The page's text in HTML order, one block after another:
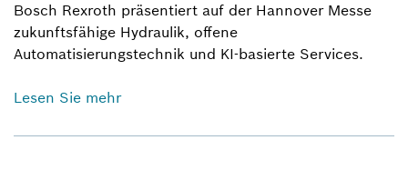
Bosch Rexroth präsentiert auf der Hannover Messe
zukunftsfähige Hydraulik, offene
Automatisierungstechnik und KI-basierte Services.
Lesen Sie mehr